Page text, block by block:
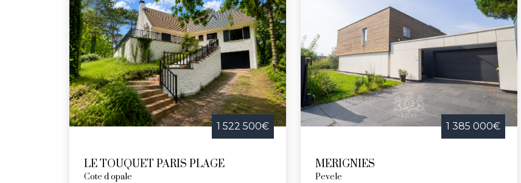
1 522 500€
LE TOUQUET PARIS PLAGE
Cote d opale
1 385 000€
MERIGNIES
Pevele